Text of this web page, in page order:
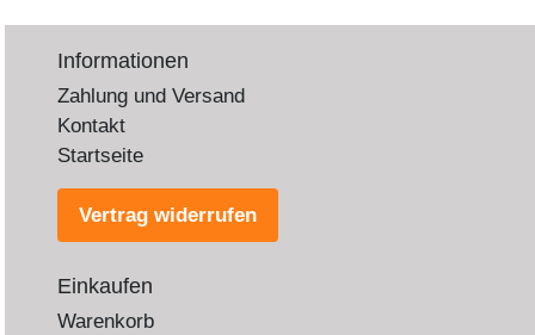
Informationen
Zahlung und Versand
Kontakt
Startseite
Vertrag widerrufen
Einkaufen
Warenkorb